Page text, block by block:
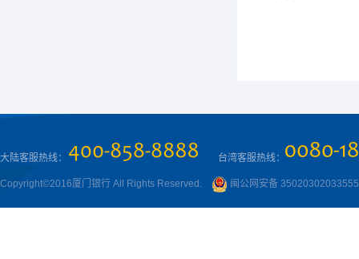
大陆客服热线： 台湾客服热线：
Copyright©2016厦门银行 All Rights Reserved. 闽公网安备